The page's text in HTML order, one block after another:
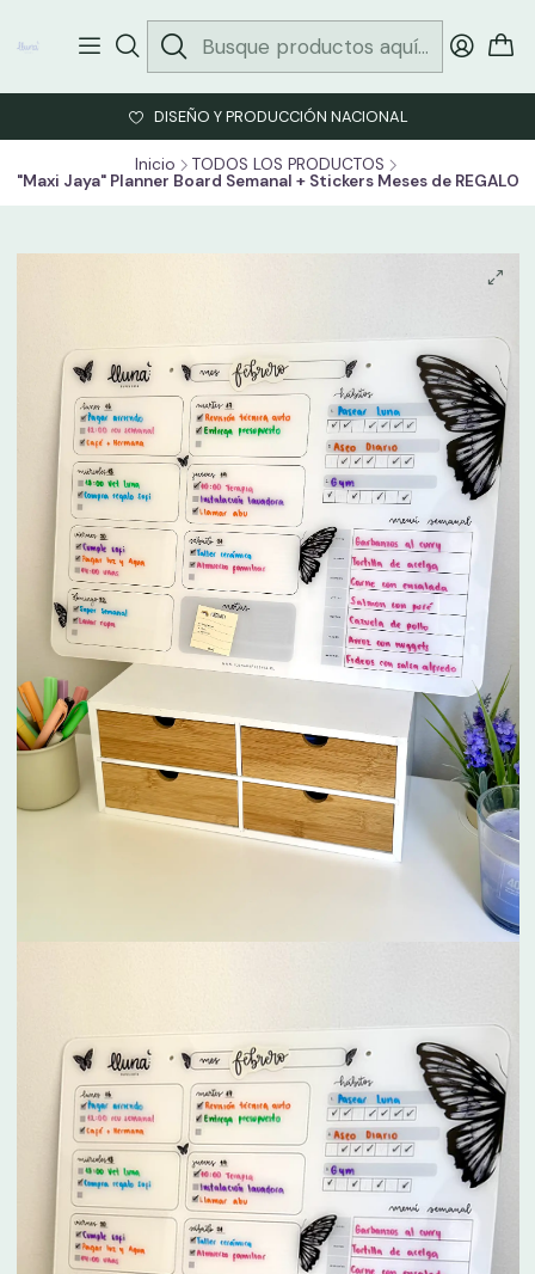
DISEÑO Y PRODUCCIÓN NACIONAL
Inicio
TODOS LOS PRODUCTOS
"Maxi Jaya" Planner Board Semanal + Stickers Meses de REGALO